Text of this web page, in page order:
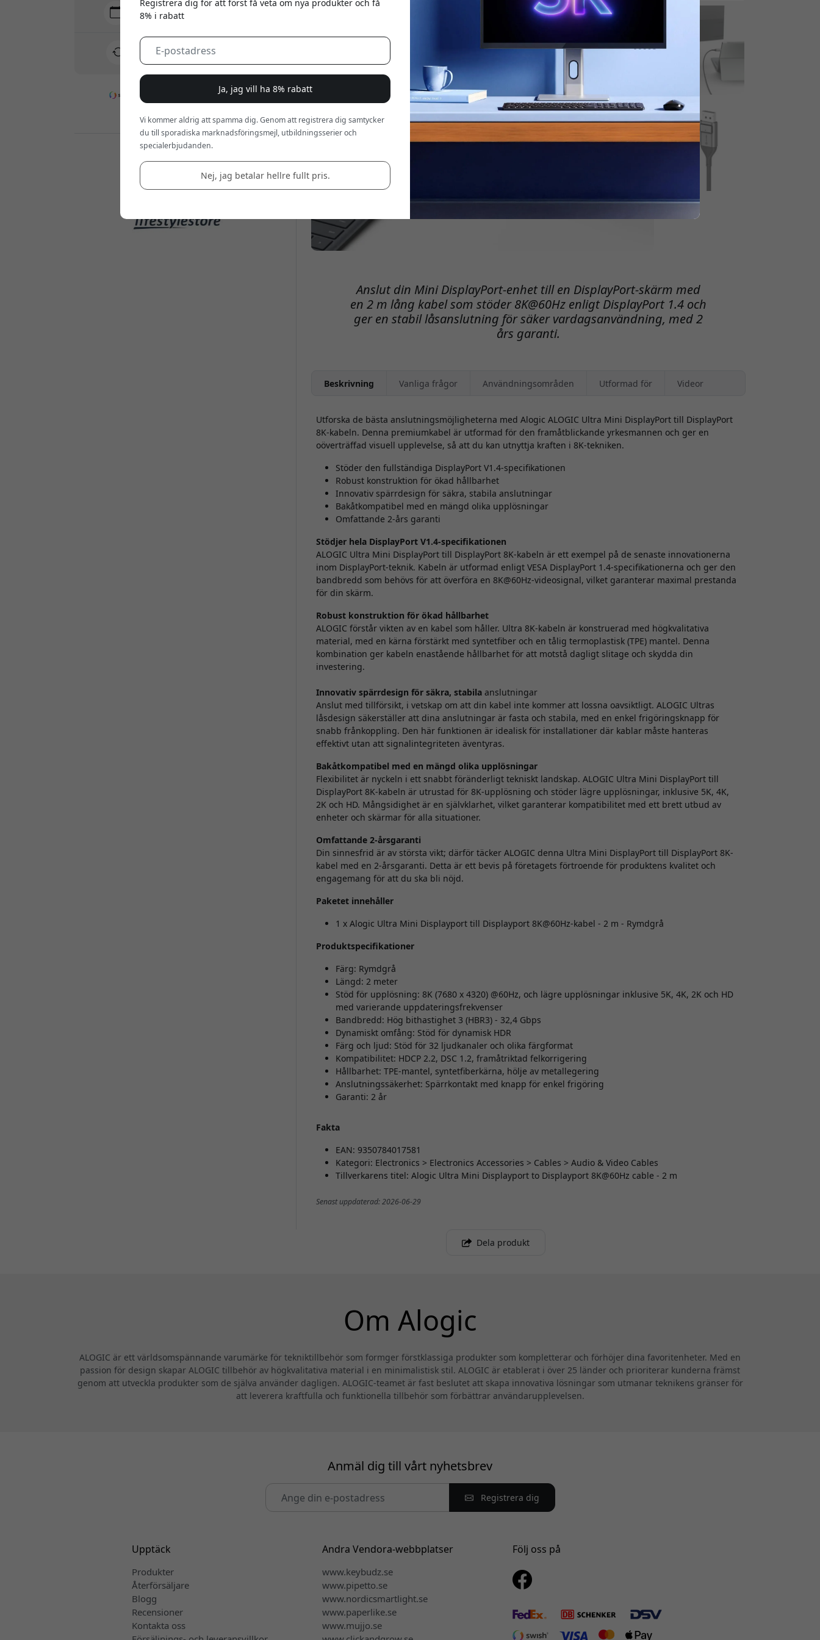
Anslut din Mini DisplayPort-enhet till en DisplayPort-skärm med
en 2 m lång kabel som stöder 8K@60Hz enligt DisplayPort 1.4 och
ger en stabil låsanslutning för säker vardagsanvändning, med 2
års garanti.
Beskrivning Vanliga frågor Användningsområden Utformad för Videor
Utforska de bästa anslutningsmöjligheterna med Alogic ALOGIC Ultra Mini DisplayPort till DisplayPort
8K-kabeln. Denna premiumkabel är utformad för den framåtblickande yrkesmannen och ger en
oöverträffad visuell upplevelse, så att du kan utnyttja kraften i 8K-tekniken.
Stöder den fullständiga DisplayPort V1.4-specifikationen
Robust konstruktion för ökad hållbarhet
Innovativ spärrdesign för säkra, stabila anslutningar
Bakåtkompatibel med en mängd olika upplösningar
Omfattande 2-års garanti
Stödjer hela DisplayPort V1.4-specifikationen
ALOGIC Ultra Mini DisplayPort till DisplayPort 8K-kabeln är ett exempel på de senaste innovationerna
inom DisplayPort-teknik. Kabeln är utformad enligt VESA DisplayPort 1.4-specifikationerna och ger den
bandbredd som behövs för att överföra en 8K@60Hz-videosignal, vilket garanterar maximal prestanda
för din skärm.
Robust konstruktion för ökad hållbarhet
ALOGIC förstår vikten av en kabel som håller. Ultra 8K-kabeln är konstruerad med högkvalitativa
material, med en kärna förstärkt med syntetfiber och en tålig termoplastisk (TPE) mantel. Denna
kombination ger kabeln enastående hållbarhet för att motstå dagligt slitage och skydda din
investering.
Innovativ spärrdesign för säkra, stabilaanslutningar
Anslut med tillförsikt, i vetskap om att din kabel inte kommer att lossna oavsiktligt. ALOGIC Ultras
låsdesign säkerställer att dina anslutningar är fasta och stabila, med en enkel frigöringsknapp för
snabb frånkoppling. Den här funktionen är idealisk för installationer där kablar måste hanteras
effektivt utan att signalintegriteten äventyras.
Bakåtkompatibel med en mängd olika upplösningar
Flexibilitet är nyckeln i ett snabbt föränderligt tekniskt landskap. ALOGIC Ultra Mini DisplayPort till
DisplayPort 8K-kabeln är utrustad för 8K-upplösning och stöder lägre upplösningar, inklusive 5K, 4K,
2K och HD. Mångsidighet är en självklarhet, vilket garanterar kompatibilitet med ett brett utbud av
enheter och skärmar för alla situationer.
Omfattande 2-årsgaranti
Din sinnesfrid är av största vikt; därför täcker ALOGIC denna Ultra Mini DisplayPort till DisplayPort 8K-
kabel med en 2-årsgaranti. Detta är ett bevis på företagets förtroende för produktens kvalitet och
engagemang för att du ska bli nöjd.
Paketet innehåller
1 x Alogic Ultra Mini Displayport till Displayport 8K@60Hz-kabel - 2 m - Rymdgrå
Produktspecifikationer
Färg: Rymdgrå
Längd: 2 meter
Stöd för upplösning: 8K (7680 x 4320) @60Hz, och lägre upplösningar inklusive 5K, 4K, 2K och HD
med varierande uppdateringsfrekvenser
Bandbredd: Hög bithastighet 3 (HBR3) - 32,4 Gbps
Dynamiskt omfång: Stöd för dynamisk HDR
Färg och ljud: Stöd för 32 ljudkanaler och olika färgformat
Kompatibilitet: HDCP 2.2, DSC 1.2, framåtriktad felkorrigering
Hållbarhet: TPE-mantel, syntetfiberkärna, hölje av metallegering
Anslutningssäkerhet: Spärrkontakt med knapp för enkel frigöring
Garanti: 2 år
Fakta
EAN: 9350784017581
Kategori: Electronics > Electronics Accessories > Cables > Audio & Video Cables
Tillverkarens titel: Alogic Ultra Mini Displayport to Displayport 8K@60Hz cable - 2 m
Senast uppdaterad: 2026-06-29
Leverans 10-12 augusti
Snabb och spårbar leverans
30 dagars returrätt
Enkel retur - inget krångel
Återförsäljare:
Dela produkt
Om Alogic
ALOGIC är ett världsomspännande varumärke för tekniktillbehör som formger förstklassiga produkter som kompletterar och förhöjer dina favoritenheter. Med en
passion för design skapar ALOGIC tillbehör av högkvalitativa material i en minimalistisk stil. ALOGIC är etablerat i över 25 länder och prioriterar kunderna främst
genom att utveckla produkter som de själva använder dagligen. ALOGIC-teamet är fast beslutet att skapa innovativa lösningar som utmanar teknikens gränser för
att leverera kraftfulla och funktionella tillbehör som förbättrar användarupplevelsen.
Anmäl dig till vårt nyhetsbrev
Registrera dig
Upptäck
Produkter
Återförsäljare
Blogg
Recensioner
Kontakta oss
Andra Vendora-webbplatser
www.keybudz.se
www.pipetto.se
www.nordicsmartlight.se
www.paperlike.se
www.mujjo.se
Följ oss på
Registrera dig för att först få veta om nya produkter och få
8% i rabatt
Ja, jag vill ha 8% rabatt
Vi kommer aldrig att spamma dig. Genom att registrera dig samtycker
du till sporadiska marknadsföringsmejl, utbildningsserier och
specialerbjudanden.
Nej, jag betalar hellre fullt pris.